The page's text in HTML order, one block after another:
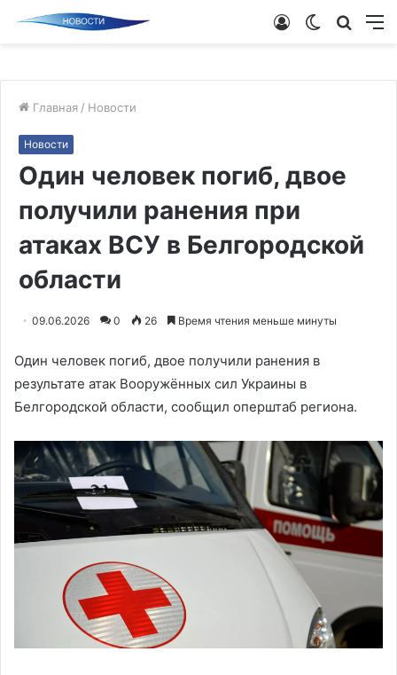
Поиск
Switch
Войти
Главная / Новости
Новости
Один человек погиб, двое
получили ранения при
атаках ВСУ в Белгородской
области
09.06.2026 0 26 Время чтения меньше минуты
Один человек погиб, двое получили ранения в
результате атак Вооружённых сил Украины в
Белгородской области, сообщил оперштаб региона.